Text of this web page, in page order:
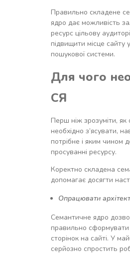
Правильно складене
ядро дає можливість
ресурс цільову
підвищити місце сайту
пошукової системи.
Для чого
СЯ
Перш ніж зрозуміти, як
необхідно з’ясувати,
потрібне і яким чином
просуванні ресурсу.
Коректно складена
допомагає досягти
Опрацювати
Семантичне ядро
правильно сформувати
сторінок на сайті. У
серйозно спростить